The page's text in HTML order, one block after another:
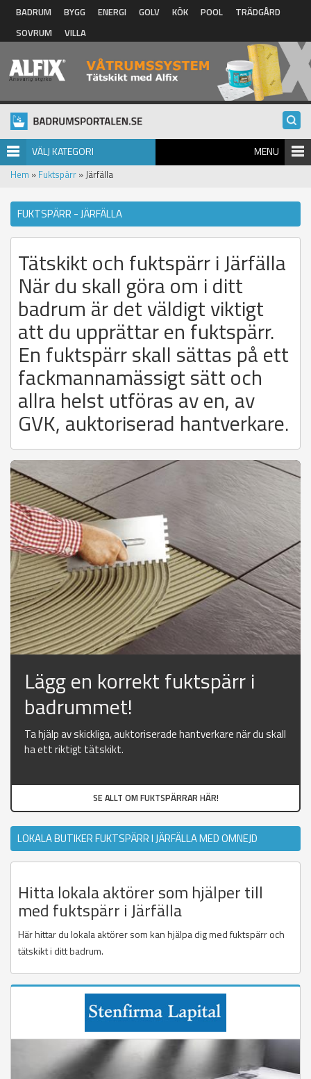
Hoppa till huvudinnehåll
BADRUM BYGG ENERGI GOLV KÖK POOL
TRÄDGÅRD
SOVRUM
VILLA
VÄLJ KATEGORI MENU
Hem » Fuktspärr » Järfälla
FUKTSPÄRR - JÄRFÄLLA
Tätskikt och fuktspärr i Järfälla
När du skall göra om i ditt
badrum är det väldigt viktigt
att du upprättar en fuktspärr.
En fuktspärr skall sättas på ett
fackmannamässigt sätt och
allra helst utföras av en, av
GVK, auktoriserad hantverkare.
Lägg en korrekt fuktspärr i
badrummet!
Ta hjälp av skickliga, auktoriserade hantverkare när du skall
ha ett riktigt tätskikt.
SE ALLT OM FUKTSPÄRRAR HÄR!
LOKALA BUTIKER FUKTSPÄRR I JÄRFÄLLA MED OMNEJD
Hitta lokala aktörer som hjälper till
med fuktspärr i Järfälla
Här hittar du lokala aktörer som kan hjälpa dig med fuktspärr och
tätskikt i ditt badrum.